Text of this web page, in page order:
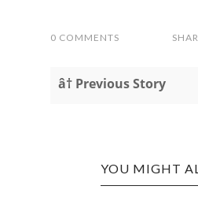
0 COMMENTS
â† Previous Story
YOU MIGHT